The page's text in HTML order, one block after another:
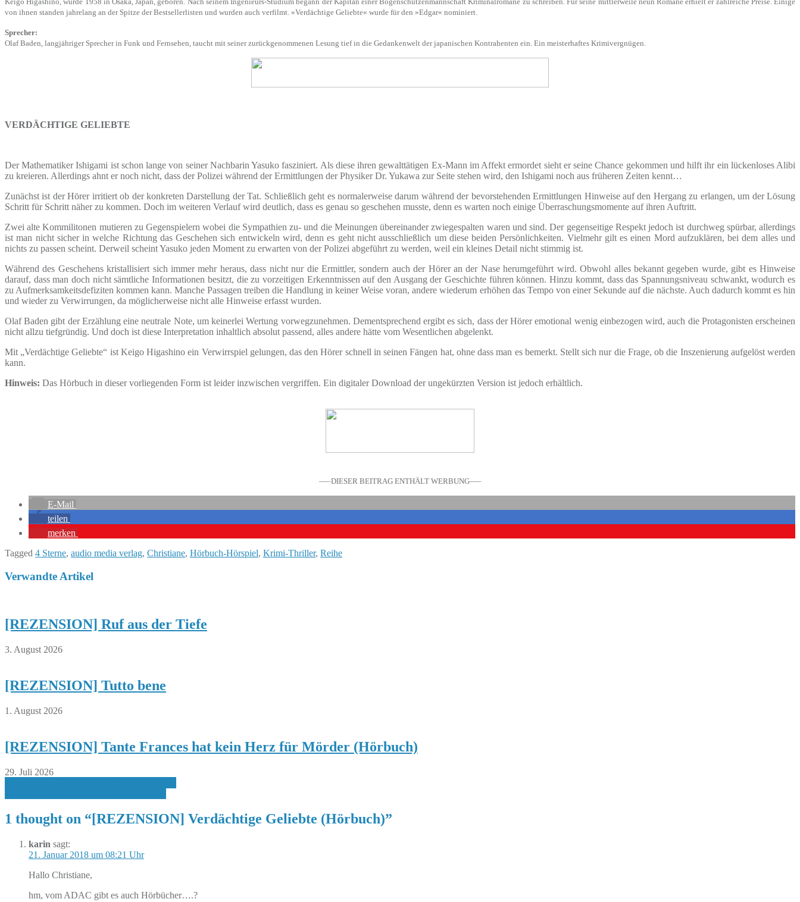
von ihnen standen jahrelang an der Spitze der Bestsellerlisten und wurden auch verfilmt. »Verdächtige Geliebte« wurde für den »Edgar« nominiert.
Sprecher:
Olaf Baden, langjähriger Sprecher in Funk und Fernsehen, taucht mit seiner zurückgenommenen Lesung tief in die Gedankenwelt der japanischen Kontrahenten ein. Ein meisterhaftes Krimivergnügen.
VERDÄCHTIGE GELIEBTE
Der Mathematiker Ishigami ist schon lange von seiner Nachbarin Yasuko fasziniert. Als diese ihren gewalttätigen Ex-Mann im Affekt ermordet sieht er seine Chance gekommen und hilft ihr ein lückenloses Alibi
zu kreieren. Allerdings ahnt er noch nicht, dass der Polizei während der Ermittlungen der Physiker Dr. Yukawa zur Seite stehen wird, den Ishigami noch aus früheren Zeiten kennt…
Zunächst ist der Hörer irritiert ob der konkreten Darstellung der Tat. Schließlich geht es normalerweise darum während der bevorstehenden Ermittlungen Hinweise auf den Hergang zu erlangen, um der Lösung
Schritt für Schritt näher zu kommen. Doch im weiteren Verlauf wird deutlich, dass es genau so geschehen musste, denn es warten noch einige Überraschungsmomente auf ihren Auftritt.
Zwei alte Kommilitonen mutieren zu Gegenspielern wobei die Sympathien zu- und die Meinungen übereinander zwiegespalten waren und sind. Der gegenseitige Respekt jedoch ist durchweg spürbar, allerdings
ist man nicht sicher in welche Richtung das Geschehen sich entwickeln wird, denn es geht nicht ausschließlich um diese beiden Persönlichkeiten. Vielmehr gilt es einen Mord aufzuklären, bei dem alles und
nichts zu passen scheint. Derweil scheint Yasuko jeden Moment zu erwarten von der Polizei abgeführt zu werden, weil ein kleines Detail nicht stimmig ist.
Während des Geschehens kristallisiert sich immer mehr heraus, dass nicht nur die Ermittler, sondern auch der Hörer an der Nase herumgeführt wird. Obwohl alles bekannt gegeben wurde, gibt es Hinweise
darauf, dass man doch nicht sämtliche Informationen besitzt, die zu vorzeitigen Erkenntnissen auf den Ausgang der Geschichte führen können. Hinzu kommt, dass das Spannungsniveau schwankt, wodurch es
zu Aufmerksamkeitsdefiziten kommen kann. Manche Passagen treiben die Handlung in keiner Weise voran, andere wiederum erhöhen das Tempo von einer Sekunde auf die nächste. Auch dadurch kommt es hin
und wieder zu Verwirrungen, da möglicherweise nicht alle Hinweise erfasst wurden.
Olaf Baden gibt der Erzählung eine neutrale Note, um keinerlei Wertung vorwegzunehmen. Dementsprechend ergibt es sich, dass der Hörer emotional wenig einbezogen wird, auch die Protagonisten erscheinen
nicht allzu tiefgründig. Und doch ist diese Interpretation inhaltlich absolut passend, alles andere hätte vom Wesentlichen abgelenkt.
Mit „Verdächtige Geliebte“ ist Keigo Higashino ein Verwirrspiel gelungen, das den Hörer schnell in seinen Fängen hat, ohne dass man es bemerkt. Stellt sich nur die Frage, ob die Inszenierung aufgelöst werden
kann.
Hinweis: Das Hörbuch in dieser vorliegenden Form ist leider inzwischen vergriffen. Ein digitaler Download der ungekürzten Version ist jedoch erhältlich.
—–DIESER BEITRAG ENTHÄLT WERBUNG—–
E-Mail
teilen
merken
Tagged 4 Sterne, audio media verlag, Christiane, Hörbuch-Hörspiel, Krimi-Thriller, Reihe
Verwandte Artikel
[REZENSION] Ruf aus der Tiefe
3. August 2026
[REZENSION] Tutto bene
1. August 2026
[REZENSION] Tante Frances hat kein Herz für Mörder (Hörbuch)
29. Juli 2026
1 thought on “[REZENSION] Verdächtige Geliebte (Hörbuch)”
karin sagt:
21. Januar 2018 um 08:21 Uhr
Hallo Christiane,
hm, vom ADAC gibt es auch Hörbücher….?